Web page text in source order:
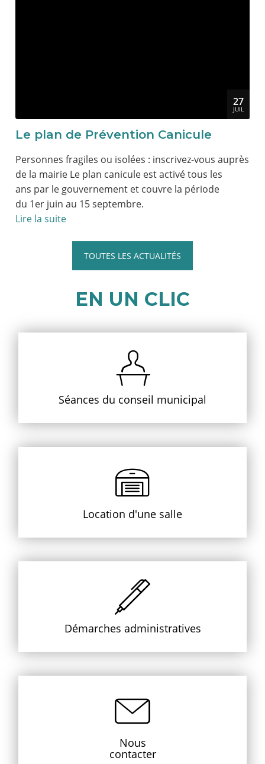
27
JUIL
Le plan de Prévention Canicule
Personnes fragiles ou isolées : inscrivez-vous auprès
de la mairie Le plan canicule est activé tous les
ans par le gouvernement et couvre la période
du 1er juin au 15 septembre.
Lire la suite
TOUTES LES ACTUALITÉS
EN UN CLIC
Séances du conseil municipal
Location d'une salle
Démarches administratives
Nous
contacter